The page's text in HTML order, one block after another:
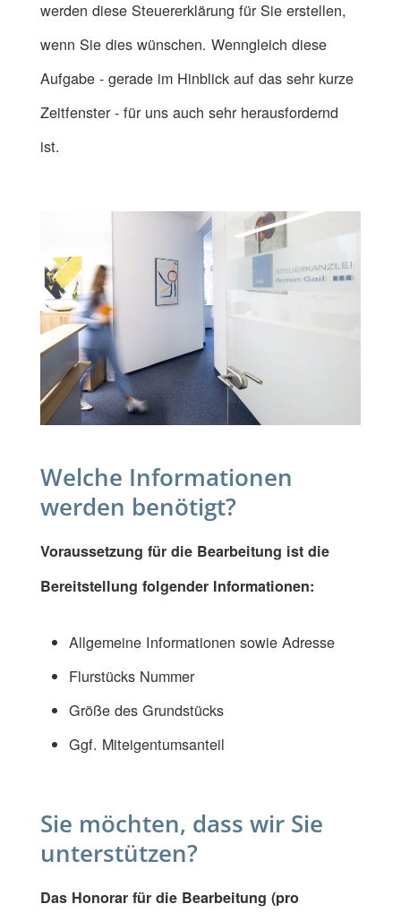
werden diese Steuererklärung für Sie erstellen,
wenn Sie dies wünschen. Wenngleich diese
Aufgabe - gerade im Hinblick auf das sehr kurze
Zeitfenster - für uns auch sehr herausfordernd
ist.
Welche Informationen
werden benötigt?
Voraussetzung für die Bearbeitung ist die
Bereitstellung folgender Informationen:
Allgemeine Informationen sowie Adresse
Flurstücks Nummer
Größe des Grundstücks
Ggf. Miteigentumsanteil
Sie möchten, dass wir Sie
unterstützen?
Das Honorar für die Bearbeitung (pro